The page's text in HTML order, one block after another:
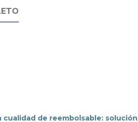
cualidad de reembolsable: